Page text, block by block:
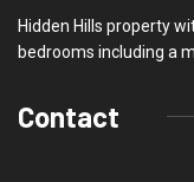
Hidden Hills property
bedrooms including a
Contact